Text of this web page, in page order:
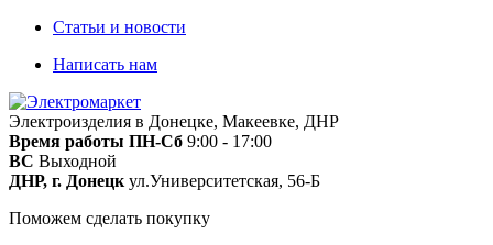
Статьи и новости
Написать нам
Электроизделия в Донецке, Макеевке, ДНР
Время работы ПН-Сб 9:00 - 17:00
ВС Выходной
ДНР, г. Донецк ул.Университетская, 56-Б
Поможем сделать покупку